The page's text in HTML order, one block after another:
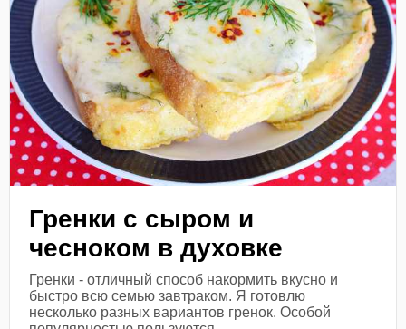
Гренки с сыром и
чесноком в духовке
Гренки - отличный способ накормить вкусно и
быстро всю семью завтраком. Я готовлю
несколько разных вариантов гренок. Особой